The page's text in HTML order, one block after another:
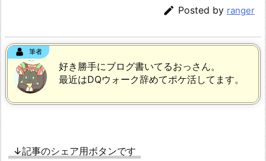
 Posted by ranger
筆者
好き勝手にブログ書いてるおっさん。
最近はDQウォーク辞めてポケ活してます。
↓記事のシェア用ボタンです